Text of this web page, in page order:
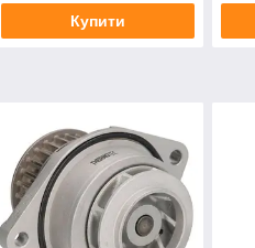
Купити